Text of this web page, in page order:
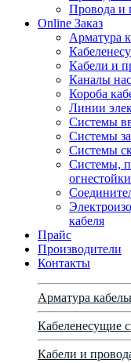
Провода и
Online Заказ
Арматура
Кабели и
Каналы
Короба
Линии
Системы
Системы
Системы
Системы,
кабеля
Прайс
Производители
Контакты
Арматура
Кабеленесущие
Кабели и